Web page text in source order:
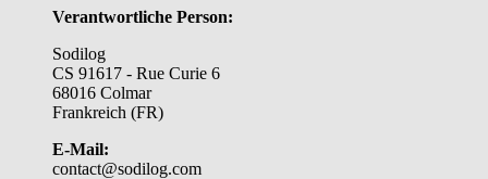
Verantwortliche Person:
Sodilog
CS 91617 - Rue Curie 6
68016 Colmar
Frankreich (FR)
E-Mail:
contact@sodilog.com